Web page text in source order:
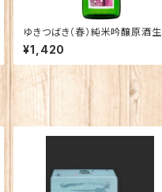
ゆきつばき（春）純米吟醸原酒生
酒 720ｍｌ
¥1,420